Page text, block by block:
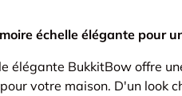
échelle élégante pour
élégante BukkitBow offre
votre maison. D'un look